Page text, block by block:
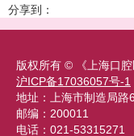
分享到：
版权所有 © 《上海口
沪ICP备17036057号-1
地址：上海市制造局
邮编：200011
电话：021-53315271